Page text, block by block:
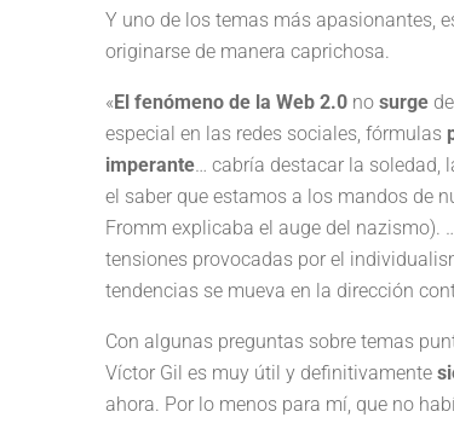
Y uno de los temas más apasionantes,
originarse de manera caprichosa.
«El fenómeno de la Web 2.0 no surge
especial en las redes sociales, fórmulas
imperante… cabría destacar la soledad,
el saber que estamos a los mandos de
Fromm explicaba el auge del nazismo).
tensiones provocadas por el
tendencias se mueva en la dirección
Con algunas preguntas sobre temas
Víctor Gil es muy útil y definitivamente
ahora. Por lo menos para mí, que no